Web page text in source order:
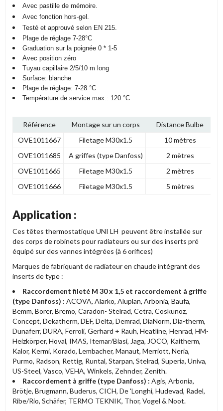
Avec pastille de mémoire.
Avec fonction hors-gel.
Testé et approuvé selon EN 215.
Plage de réglage 7-28°C
Graduation sur la poignée 0 * 1-5
Avec position zéro
Tuyau capillaire 2/5/10 m long
Surface: blanche
Plage de réglage: 7-28 °C
Température de service max.: 120 °C
Référence Montage sur un corps
Distance Bulbe
OVE1011667
Filetage M30x1.5
10 mètres
OVE1011685
A griffes (type Danfoss) 2 mètres
OVE1011665
Filetage M30x1.5 2 mètres
OVE1011666
Filetage M30x1.5 5 mètres
Application :
Ces têtes thermostatique UNI LH peuvent être installée sur
des corps de robinets pour radiateurs ou sur des inserts pré
équipé sur des vannes intégrées (à 6 orifices)
Marques de fabriquant de radiateur en chaude intégrant des
inserts de type :
Raccordement fileté M 30 x 1,5 et raccordement à griffe
(type Danfoss) : ACOVA, Alarko, Aluplan, Arbonia, Baufa,
Bemm, Borer, Bremo, Caradon- Stelrad, Cetra, Cöskünöz,
Concept, Dekatherm, DEF, Delta, Demrad, DiaNorm, Dia-therm,
Dunaferr, DURA, Ferroli, Gerhard + Rauh, Heatline, Henrad, HM-
Heizkörper, Hoval, IMAS, Itemar/Biasi, Jaga, JOCO, Kaitherm,
Kalor, Kermi, Korado, Lembacher, Manaut, Merriott, Neria,
Purmo, Radson, Rettig, Runtal, Starpan, Stelrad, Superia, Univa,
US-Steel, Vasco, VEHA, Winkels, Zehnder, Zenith.
Raccordement à griffe (type Danfoss) : Agis, Arbonia,
Brötje, Brugmann, Buderus, CICH, De 'Longhi, Hudevad, Radel,
Ribe/Rio, Schäfer, TERMO TEKNIK, Thor, Vogel & Noot.